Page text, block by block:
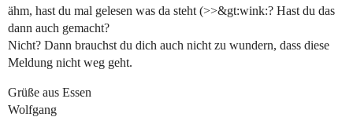
ähm, hast du mal gelesen was da steht (>>&gt:wink:? Hast du das
dann auch gemacht?
Nicht? Dann brauchst du dich auch nicht zu wundern, dass diese
Meldung nicht weg geht.
Grüße aus Essen
Wolfgang